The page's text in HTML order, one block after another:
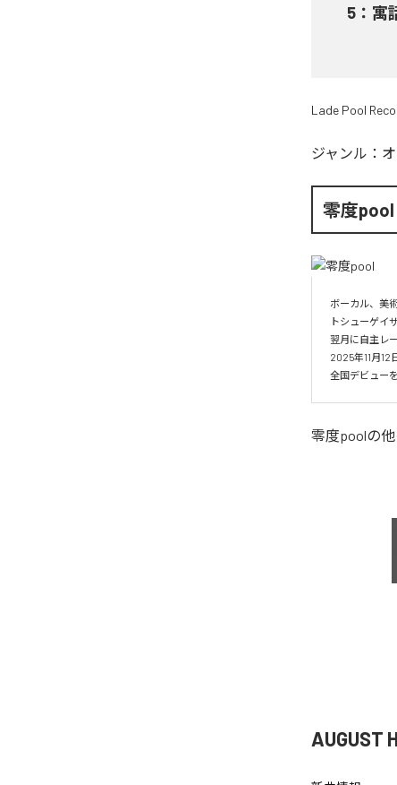
5 ： 寓
Lade Pool
ジャンル：
零度pool
ボーカル、美
トシューゲイ
翌月に自主レ
2025年11月12
全国デビュー
零度poolの
AUGUST